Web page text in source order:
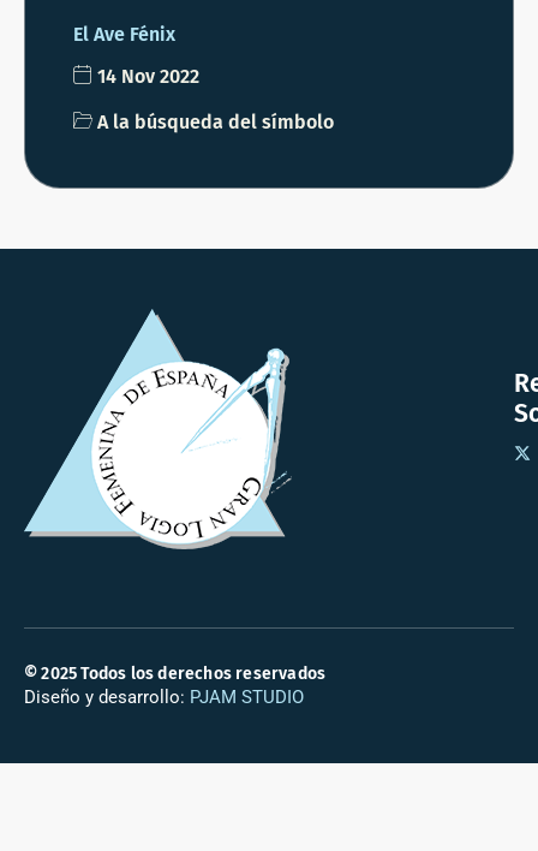
El Ave Fénix
14 Nov 2022
A la búsqueda del símbolo
© 2025 Todos los derechos reservados
Diseño y desarrollo: PJAM STUDIO